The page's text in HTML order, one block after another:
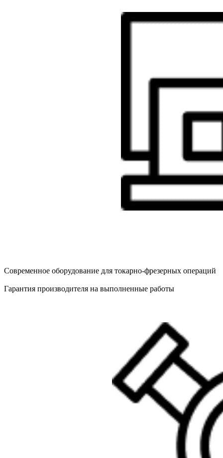
Современное оборудование для токарно-фрезерных операций
Гарантия производителя на выполненные работы